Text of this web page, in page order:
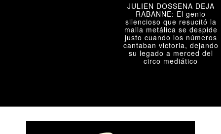
JULIEN DOSSENA DEJA
RABANNE: El genio
silencioso que resucitó la
malla metálica se despide
justo cuando los números
cantaban victoria, dejando
su legado a merced del
circo mediático